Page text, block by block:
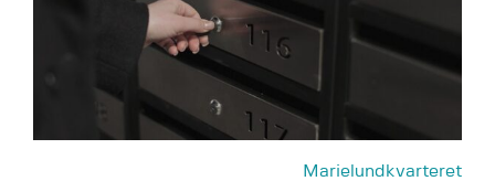
Marielundkvarteret